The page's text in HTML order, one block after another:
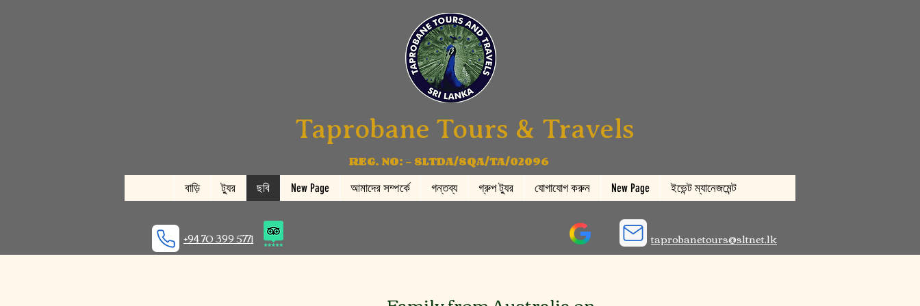
Taprobane Tours & Travels
REG. NO: - SLTDA/SQA/TA/02096
বাড়ি ট্যুর ছবি New Page আমাদের সম্পর্কে গন্তব্য গ্রুপ ট্যুর যোগাযোগ করুন New Page ইভেন্ট ম্যানেজমেন্ট
+94 70 399 5771 taprobanetours@sltnet.lk